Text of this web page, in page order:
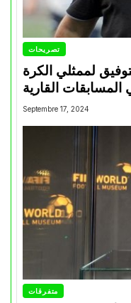
تصريحات
لممثلي الكرة
Septembre 17, 2024
متفرقات